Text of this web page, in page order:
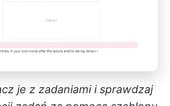
je z zadaniami i sprawdzaj